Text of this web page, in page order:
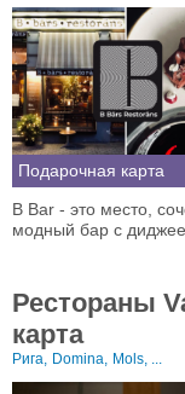
Подарочная карта
B Bar - это место,
модный бар с
Рестораны
карта
Рига, Domina, Mols, ...